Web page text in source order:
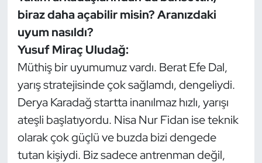
biraz daha açabilir misin? Aranızdaki
uyum nasıldı?
Yusuf Miraç Uludağ:
Müthiş bir uyumumuz vardı. Berat Efe Dal,
yarış stratejisinde çok sağlamdı, dengeliydi.
Derya Karadağ startta inanılmaz hızlı, yarışı
ateşli başlatıyordu. Nisa Nur Fidan ise teknik
olarak çok güçlü ve buzda bizi dengede
tutan kişiydi. Biz sadece antrenman değil,
Sualtı Sporları
Tekvando
Tenis
Triatlon
Voleybol